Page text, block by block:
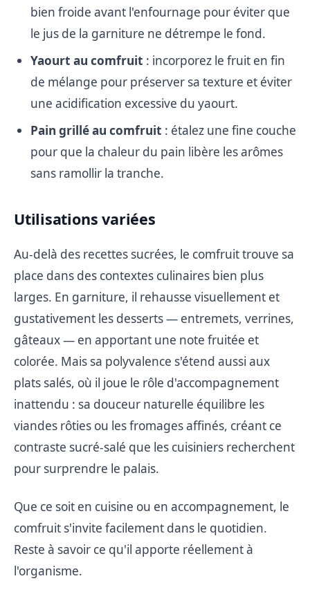
bien froide avant l'enfournage pour éviter que
le jus de la garniture ne détrempe le fond.
Yaourt au comfruit : incorporez le fruit en fin
de mélange pour préserver sa texture et éviter
une acidification excessive du yaourt.
Pain grillé au comfruit : étalez une fine couche
pour que la chaleur du pain libère les arômes
sans ramollir la tranche.
Utilisations variées
Au-delà des recettes sucrées, le comfruit trouve sa
place dans des contextes culinaires bien plus
larges. En garniture, il rehausse visuellement et
gustativement les desserts — entremets, verrines,
gâteaux — en apportant une note fruitée et
colorée. Mais sa polyvalence s'étend aussi aux
plats salés, où il joue le rôle d'accompagnement
inattendu : sa douceur naturelle équilibre les
viandes rôties ou les fromages affinés, créant ce
contraste sucré-salé que les cuisiniers recherchent
pour surprendre le palais.
Que ce soit en cuisine ou en accompagnement, le
comfruit s'invite facilement dans le quotidien.
Reste à savoir ce qu'il apporte réellement à
l'organisme.